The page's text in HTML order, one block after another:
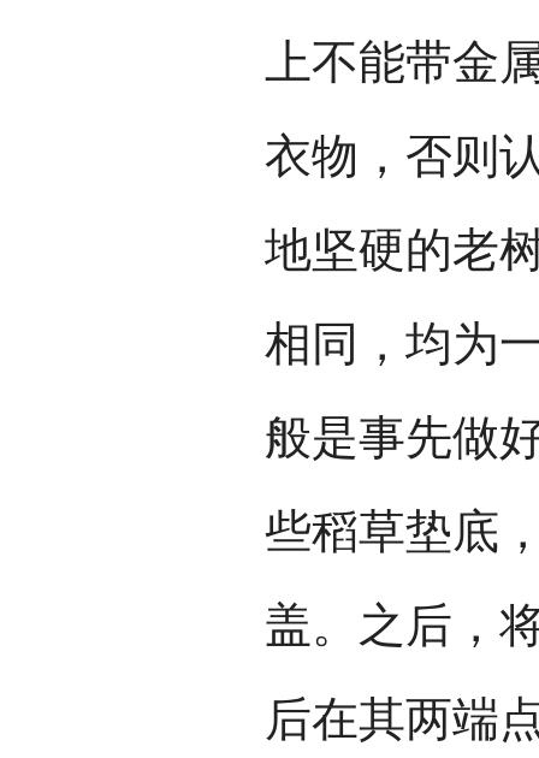
上不能带金
衣物，否则
地坚硬的老
相同，均为
般是事先做
些稻草垫底
盖。之后，
后在其两端